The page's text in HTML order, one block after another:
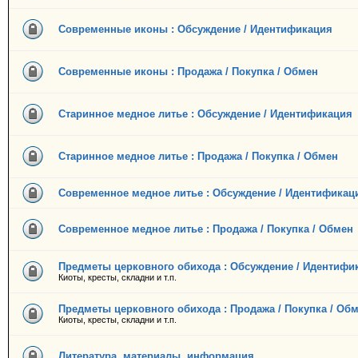
Современные иконы : Обсуждение / Идентификация
Современные иконы : Продажа / Покупка / Обмен
Старинное медное литье : Обсуждение / Идентификация
Старинное медное литье : Продажа / Покупка / Обмен
Современное медное литье : Обсуждение /
Современное медное литье : Продажа / Покупка / Обмен
Предметы церковного обихода : Обсуждение /
Киоты, кресты, складни и т.п.
Предметы церковного обихода : Продажа / Покупка /
Киоты, кресты, складни и т.п.